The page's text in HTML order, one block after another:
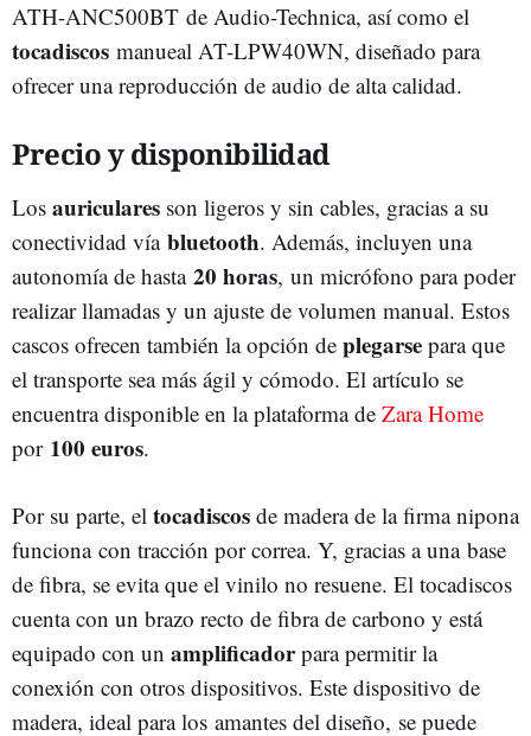
ATH-ANC500BT de Audio-Technica, así como el
tocadiscos manueal AT-LPW40WN, diseñado para
ofrecer una reproducción de audio de alta calidad.
Precio y disponibilidad
Los auriculares son ligeros y sin cables, gracias a su
conectividad vía bluetooth. Además, incluyen una
autonomía de hasta 20 horas, un micrófono para poder
realizar llamadas y un ajuste de volumen manual. Estos
cascos ofrecen también la opción de plegarse para que
el transporte sea más ágil y cómodo. El artículo se
encuentra disponible en la plataforma de Zara Home
por 100 euros.
Por su parte, el tocadiscos de madera de la firma nipona
funciona con tracción por correa. Y, gracias a una base
de fibra, se evita que el vinilo no resuene. El tocadiscos
cuenta con un brazo recto de fibra de carbono y está
equipado con un amplificadorpara permitir la
conexión con otros dispositivos. Este dispositivo de
madera, ideal para los amantes del diseño, se puede